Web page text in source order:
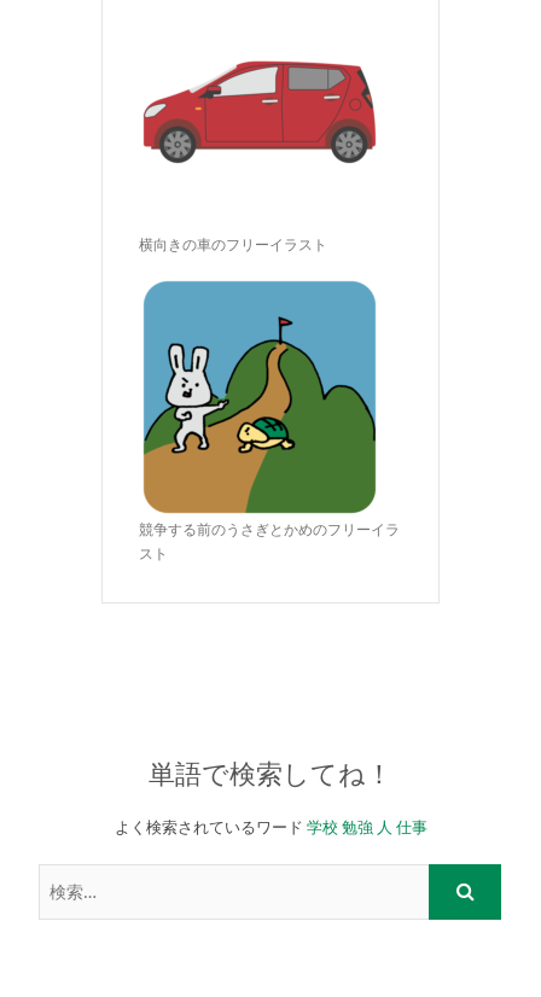
横向きの車のフリーイラスト
競争する前のうさぎとかめのフリーイラ
スト
単語で検索してね！
よく検索されているワード 学校 勉強 人 仕事